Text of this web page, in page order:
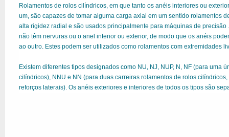
Rolamentos de rolos cilíndricos, em que tanto os anéis interiores ou
um, são capazes de tomar alguma carga axial em um sentido rolamentos
alta rigidez radial e são usados ​​principalmente para máquinas de
não têm nervuras ou o anel interior ou exterior, de modo que os anéis
ao outro. Estes podem ser utilizados como rolamentos com extremidades
Existem diferentes tipos designados como NU, NJ, NUP, N, NF (para uma
cilíndricos), NNU e NN (para duas carreiras rolamentos de rolos
reforços laterais). Os anéis exteriores e interiores de todos os tipos são